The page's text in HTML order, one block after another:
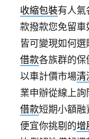
收縮包裝有人
款撥款您免留
皆可變現如何
借款各族群的
以車計價市場清
業申辦從線上
借款短期小額
便宜你挑剔的增